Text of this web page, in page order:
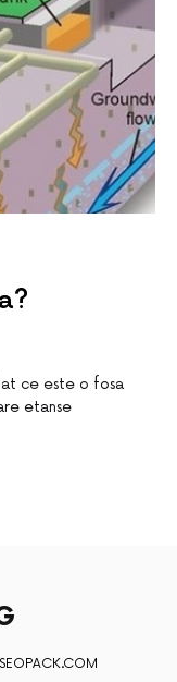
ce este o fosa
etanse